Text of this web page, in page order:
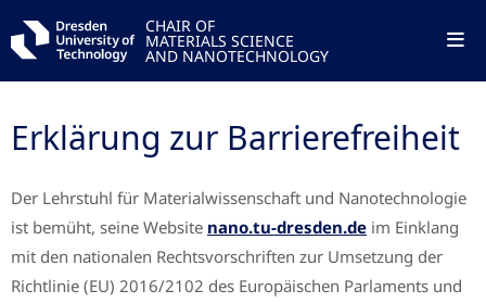
CHAIR OF
MATERIALS SCIENCE
AND NANOTECHNOLOGY
Erklärung zur Barrierefreiheit
Der Lehrstuhl für Materialwissenschaft und Nanotechnologie
ist bemüht, seine Website nano.tu-dresden.de im Einklang
mit den nationalen Rechtsvorschriften zur Umsetzung der
Richtlinie (EU) 2016/2102 des Europäischen Parlaments und